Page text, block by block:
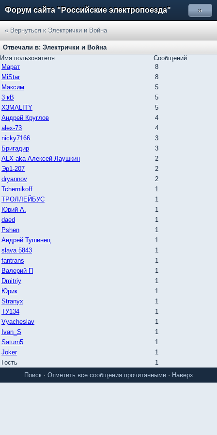
Форум сайта "Российские электропоезда" »
« Вернуться к Электрички и Война
Отвечали в: Электрички и Война
Имя пользователя
Сообщений
Марат
8
MiStar
8
Максим
5
3 кВ
5
X3MALITY
5
Андрей Круглов
4
alex-73
4
nicky7166
3
Бригадир
3
ALX aka Алексей Лаушкин
2
Эр1-207
2
dryannov
2
Tchernikoff
1
ТРОЛЛЕЙБУС
1
Юрий А.
1
daed
1
Pshen
1
Андрей Тушинец
1
slava 5843
1
fantrans
1
Валерий П
1
Dmitriy
1
Юрик
1
Stranyx
1
ТУ134
1
Vyacheslav
1
Ivan_S
1
Saturn5
1
Joker
1
Гость
1
Поиск· Отметить все сообщения прочитанными· Наверх